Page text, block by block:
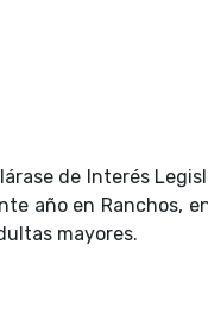
de Interés
año en Ranchos,
mayores.